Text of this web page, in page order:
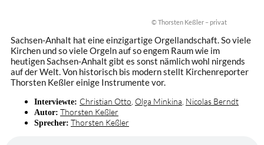
© Thorsten Keßler – privat
Sachsen-Anhalt hat eine einzigartige Orgellandschaft. So viele
Kirchen und so viele Orgeln auf so engem Raum wie im
heutigen Sachsen-Anhalt gibt es sonst nämlich wohl nirgends
auf der Welt. Von historisch bis modern stellt Kirchenreporter
Thorsten Keßler einige Instrumente vor.
Interviewte: Christian Otto Olga Minkina Nicolas Berndt
Autor: Thorsten Keßler
Sprecher: Thorsten Keßler